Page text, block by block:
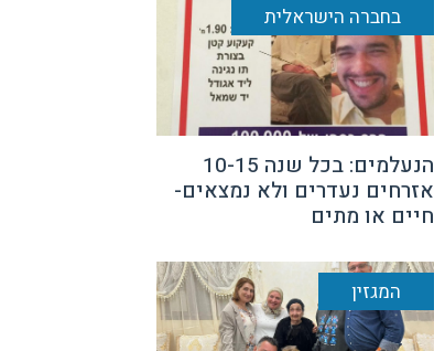
בחברה הישראלית
הנעלמים: בכל שנה 10-15
אזרחים נעדרים ולא נמצאים-
חיים או מתים
המגזין